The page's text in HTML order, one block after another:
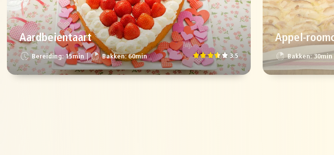
Aardbeientaart
Bereiding: 15min Bakken: 60min 3.5
Appel-
Bakken: 30min